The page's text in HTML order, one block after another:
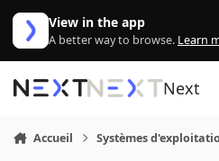
Aller au contenu
View in the app
A better way to browse. Learn
Next
Accueil Systèmes